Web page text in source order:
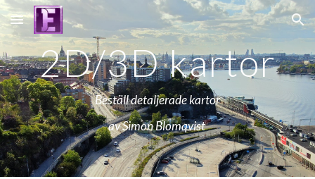
Skip to main content Skip to navigation
2D/3D kartor
Beställ detaljerade kartor
av Simon Blomqvist